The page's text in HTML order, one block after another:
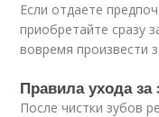
Если отдаете
приобретайте сразу
вовремя произвести
Правила ухода
После чистки зубов